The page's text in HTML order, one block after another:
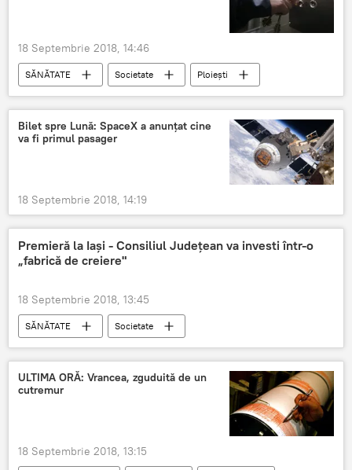
18 Septembrie 2018, 14:46
SĂNĂTATE Societate
Ploiești
Lift
cădere
Maternitate
consecințe
Bilet spre Lună: SpaceX a anunțat cine
va fi primul pasager
18 Septembrie 2018, 14:19
Premieră la Iaşi - Consiliul Judeţean va investi într-o
„fabrică de creiere"
18 Septembrie 2018, 13:45
SĂNĂTATE Societate
ULTIMA ORĂ: Vrancea, zguduită de un
cutremur
18 Septembrie 2018, 13:15